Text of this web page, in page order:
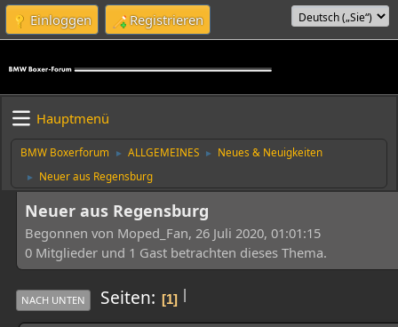
Einloggen Registrieren
Hauptmenü
BMW Boxerforum ► ALLGEMEINES ► Neues & Neuigkeiten
► Neuer aus Regensburg
Neuer aus Regensburg
Begonnen von Moped_Fan, 26 Juli 2020, 01:01:15
0 Mitglieder und 1 Gast betrachten dieses Thema.
|
NACH UNTEN Seiten 1